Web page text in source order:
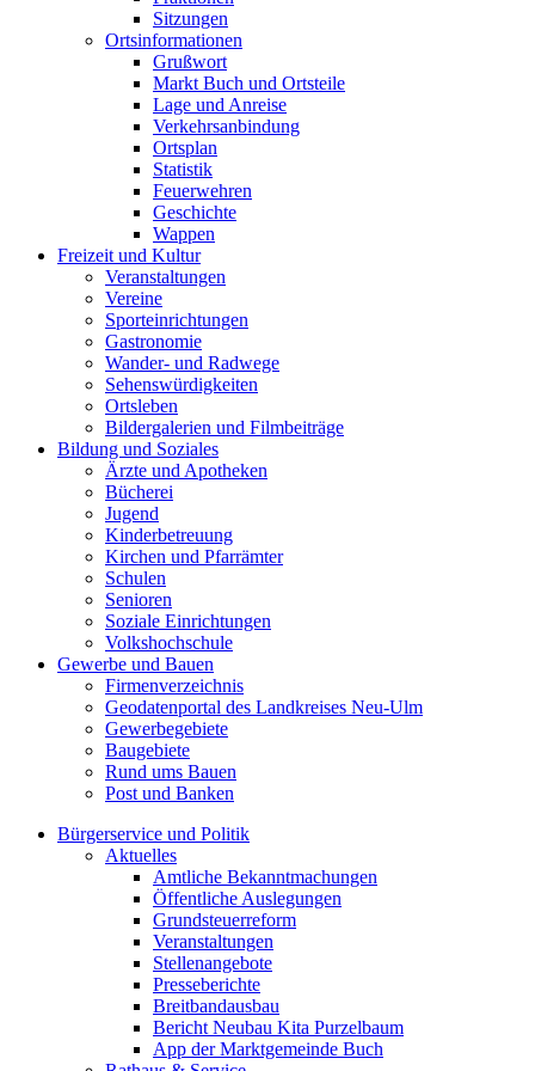
Sitzungen
Ortsinformationen
Grußwort
Markt Buch und Ortsteile
Lage und Anreise
Verkehrsanbindung
Ortsplan
Statistik
Feuerwehren
Geschichte
Wappen
Freizeit und Kultur
Veranstaltungen
Vereine
Sporteinrichtungen
Gastronomie
Wander- und Radwege
Sehenswürdigkeiten
Ortsleben
Bildergalerien und Filmbeiträge
Bildung und Soziales
Ärzte und Apotheken
Bücherei
Jugend
Kinderbetreuung
Kirchen und Pfarrämter
Schulen
Senioren
Soziale Einrichtungen
Volkshochschule
Gewerbe und Bauen
Firmenverzeichnis
Geodatenportal des Landkreises Neu-Ulm
Gewerbegebiete
Baugebiete
Rund ums Bauen
Post und Banken
Bürgerservice und Politik
Aktuelles
Amtliche Bekanntmachungen
Öffentliche Auslegungen
Grundsteuerreform
Veranstaltungen
Stellenangebote
Presseberichte
Breitbandausbau
Bericht Neubau Kita Purzelbaum
App der Marktgemeinde Buch